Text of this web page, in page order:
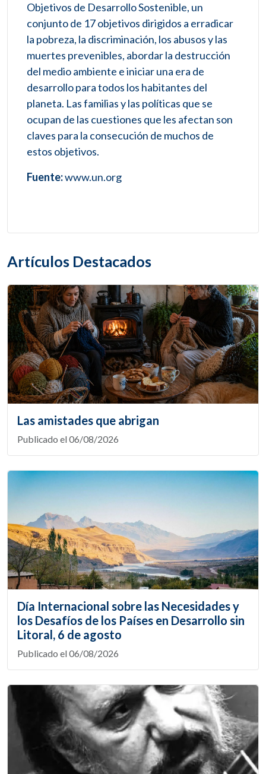
Objetivos de Desarrollo Sostenible, un
conjunto de 17 objetivos dirigidos a erradicar
la pobreza, la discriminación, los abusos y las
muertes prevenibles, abordar la destrucción
del medio ambiente e iniciar una era de
desarrollo para todos los habitantes del
planeta. Las familias y las políticas que se
ocupan de las cuestiones que les afectan son
claves para la consecución de muchos de
estos objetivos.
Fuente:www.un.org
Artículos Destacados
Las amistades que abrigan
Publicado el 06/08/2026
Día Internacional sobre las Necesidades y
los Desafíos de los Países en Desarrollo sin
Litoral, 6 de agosto
Publicado el 06/08/2026